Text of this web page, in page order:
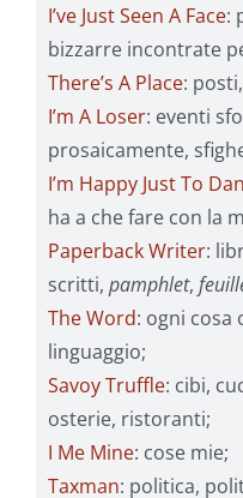
I’ve Just Seen A Face:
bizzarre incontrate
There’s A Place:
I’m A Loser: eventi
prosaicamente,
I’m Happy Just To
ha a che fare con la
Paperback Writer:
scritti, pamphlet,
The Word: ogni cosa
linguaggio;
Savoy Truffle: cibi,
osterie, ristoranti;
I Me Mine: cose mie;
Taxman: politica,